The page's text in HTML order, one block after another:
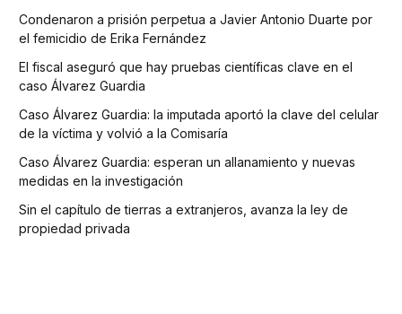
Condenaron a prisión perpetua a Javier Antonio Duarte por
el femicidio de Erika Fernández
El fiscal aseguró que hay pruebas científicas clave en el
caso Álvarez Guardia
Caso Álvarez Guardia: la imputada aportó la clave del celular
de la víctima y volvió a la Comisaría
Caso Álvarez Guardia: esperan un allanamiento y nuevas
medidas en la investigación
Sin el capítulo de tierras a extranjeros, avanza la ley de
propiedad privada